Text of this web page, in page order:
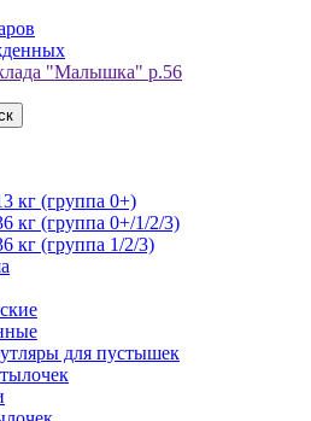
"Малышка" р.56
кг (группа 0+)
кг (группа 0+/1/2/3)
кг (группа 1/2/3)
для пустышек